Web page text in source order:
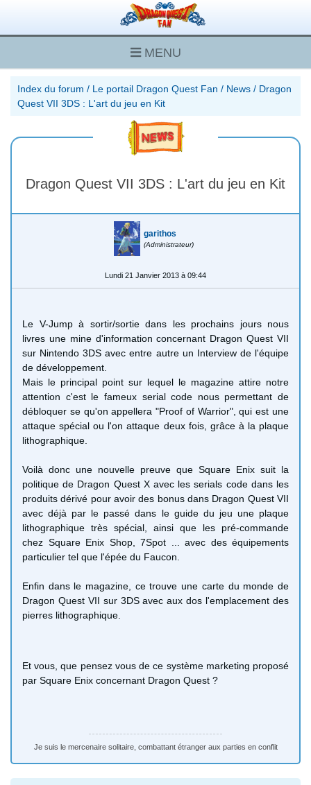
MENU
Index du forum / Le portail Dragon Quest Fan / News / Dragon
Quest VII 3DS : L'art du jeu en Kit
Dragon Quest VII 3DS : L'art du jeu en Kit
garithos
(Administrateur)
Lundi 21 Janvier 2013 à 09:44
Le V-Jump à sortir/sortie dans les prochains jours nous
livres une mine d'information concernant Dragon Quest VII
sur Nintendo 3DS avec entre autre un Interview de l'équipe
de développement.
Mais le principal point sur lequel le magazine attire notre
attention c'est le fameux serial code nous permettant de
débloquer se qu'on appellera "Proof of Warrior", qui est une
attaque spécial ou l'on attaque deux fois, grâce à la plaque
lithographique.
Voilà donc une nouvelle preuve que Square Enix suit la
politique de Dragon Quest X avec les serials code dans les
produits dérivé pour avoir des bonus dans Dragon Quest VII
avec déjà par le passé dans le guide du jeu une plaque
lithographique très spécial, ainsi que les pré-commande
chez Square Enix Shop, 7Spot ... avec des équipements
particulier tel que l'épée du Faucon.
Enfin dans le magazine, ce trouve une carte du monde de
Dragon Quest VII sur 3DS avec aux dos l'emplacement des
pierres lithographique.
Et vous, que pensez vous de ce système marketing proposé
par Square Enix concernant Dragon Quest ?
Je suis le mercenaire solitaire, combattant étranger aux parties en conflit